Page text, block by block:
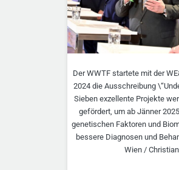
Der WWTF startete mit der
2024 die Ausschreibung
Sieben exzellente Projekte
gefördert, um ab Jänner
genetischen Faktoren und
bessere Diagnosen und
Wien /